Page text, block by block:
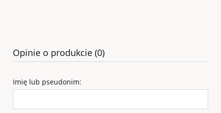
Opinie o produkcie (0)
Imię lub pseudonim: